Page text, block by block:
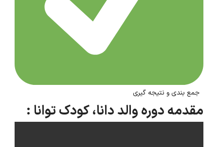
جمع بندی و نتیجه گیری
مقدمه دوره والد دانا، کودک توانا :